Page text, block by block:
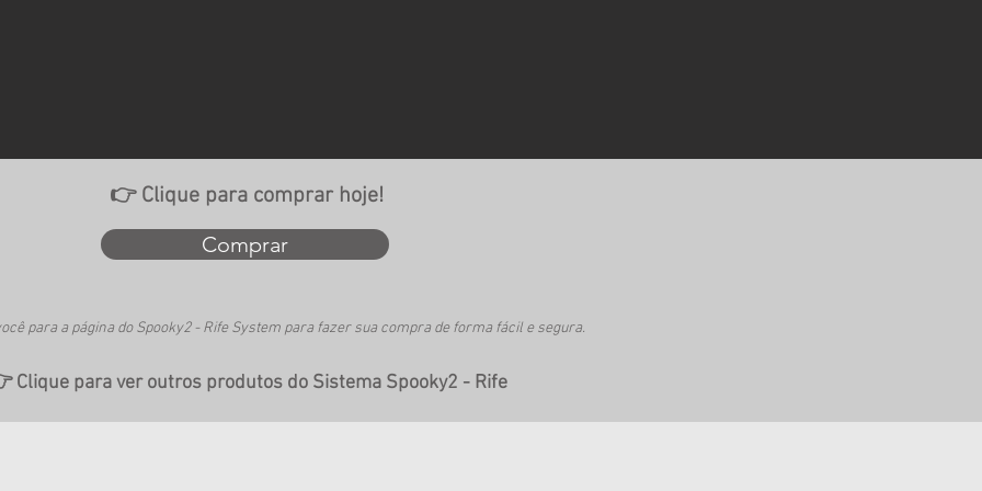
👉 Clique para comprar hoje!
Comprar
para a página do Spooky2 - Rife System para fazer sua compra de forma fácil e segura.
Clique para ver outros produtos do Sistema Spooky2 - Rife